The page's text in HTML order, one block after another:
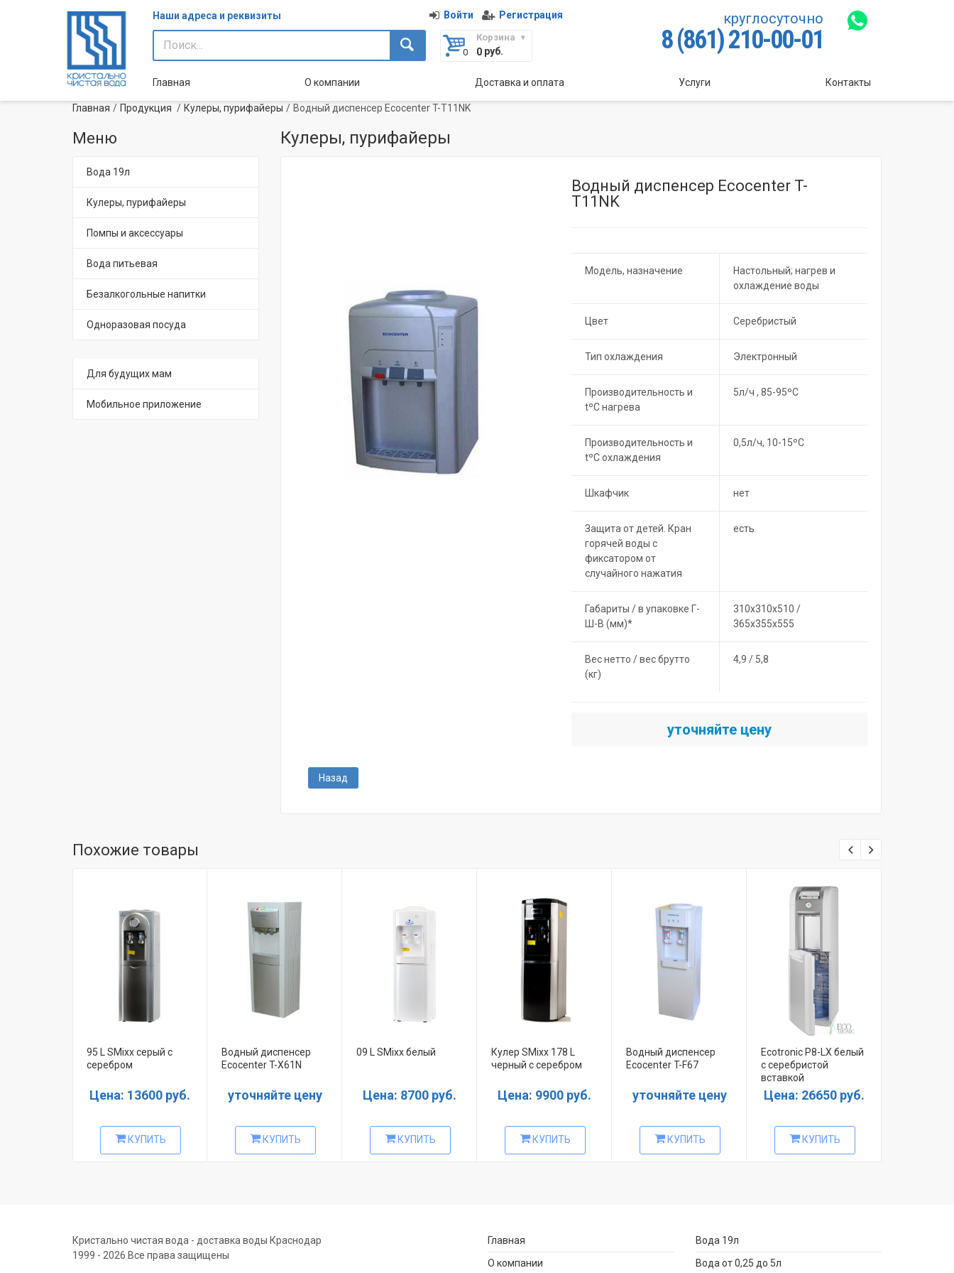
Войти Регистрация
Наши адреса и реквизиты
Корзина
0руб.
круглосуточно
8 (861) 210-00-01
Главная О компании Доставка и оплата Услуги Контакты
Главная Продукция Кулеры, пурифайеры Водный диспенсер Ecocenter T-T11NK
Меню
Вода 19л
Кулеры, пурифайеры
Помпы и аксессуары
Вода питьевая
Безалкогольные напитки
Одноразовая посуда
Для будущих мам
Мобильное приложение
Кулеры, пурифайеры
Водный диспенсер Ecocenter T-
T11NK
Модель, назначение
Настольный; нагрев и
охлаждение воды
Цвет Серебристый
Тип охлаждения Электронный
Производительность и
tºC нагрева
5л/ч , 85-95ºC
Производительность и
tºC охлаждения
0,5л/ч, 10-15ºC
Шкафчик нет
Защита от детей. Кран
горячей воды с
фиксатором от
случайного нажатия
есть
Габариты / в упаковке Г-
Ш-В (мм)*
310х310х510 /
365х355х555
Вес нетто / вес брутто
(кг)
4,9 / 5,8
уточняйте цену
Назад
Похожие товары
95 L SMixx серый с
серебром
Цена: 13600 руб.
КУПИТЬ
Водный диспенсер
Ecocenter T-X61N
уточняйте цену
КУПИТЬ
09 L SMixx белый
Цена: 8700 руб.
КУПИТЬ
Кулер SMixx 178 L
черный с серебром
Цена: 9900 руб.
КУПИТЬ
Водный диспенсер
Ecocenter T-F67
уточняйте цену
КУПИТЬ
Ecotronic P8-LX белый
с серебристой
вставкой
Цена: 26650 руб.
КУПИТЬ
Кристально чистая вода - доставка воды Краснодар
1999 - 2026 Все права защищены
Главная
О компании
Вода 19л
Вода от 0,25 до 5л